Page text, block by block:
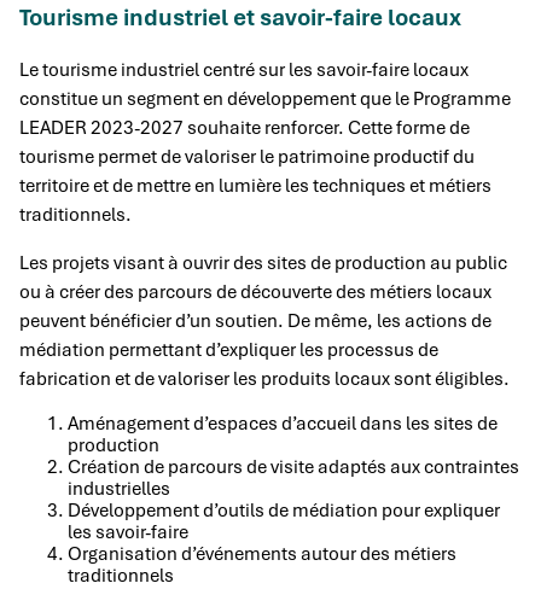
Tourisme industriel et savoir-faire locaux
Le tourisme industriel centré sur les savoir-faire locaux
constitue un segment en développement que le Programme
LEADER 2023-2027 souhaite renforcer. Cette forme de
tourisme permet de valoriser le patrimoine productif du
territoire et de mettre en lumière les techniques et métiers
traditionnels.
Les projets visant à ouvrir des sites de production au public
ou à créer des parcours de découverte des métiers locaux
peuvent bénéficier d’un soutien. De même, les actions de
médiation permettant d’expliquer les processus de
fabrication et de valoriser les produits locaux sont éligibles.
Aménagement d’espaces d’accueil dans les sites de
production
Création de parcours de visite adaptés aux contraintes
industrielles
Développement d’outils de médiation pour expliquer
les savoir-faire
Organisation d’événements autour des métiers
traditionnels